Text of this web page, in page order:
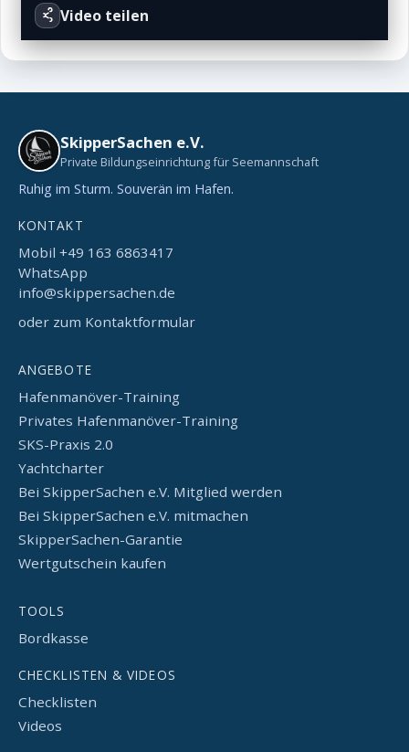
Video teilen
SkipperSachen e.V.
Private Bildungseinrichtung für Seemannschaft
Ruhig im Sturm. Souverän im Hafen.
KONTAKT
Mobil +49 163 6863417
WhatsApp
info@skippersachen.de
oder zum Kontaktformular
ANGEBOTE
Hafenmanöver-Training
Privates Hafenmanöver-Training
SKS-Praxis 2.0
Yachtcharter
Bei SkipperSachen e.V. Mitglied werden
Bei SkipperSachen e.V. mitmachen
SkipperSachen-Garantie
Wertgutschein kaufen
TOOLS
Bordkasse
CHECKLISTEN & VIDEOS
Checklisten
Videos